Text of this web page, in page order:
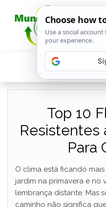
Top 10
Resistentes
Para
O clima está ficando
jardim na primavera e no
lembrança distante. Mas
caminho não significa